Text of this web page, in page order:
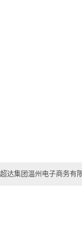
超达集团温州电子商务有